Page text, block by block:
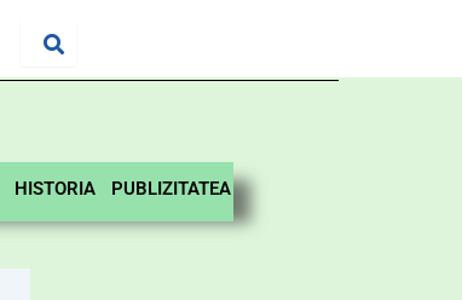
HISTORIA PUBLIZITATEA